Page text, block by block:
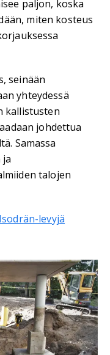
paljon, koska
miten kosteus
seinään
yhteydessä
kallistusten
johdettua
Samassa
talojen
levyjä